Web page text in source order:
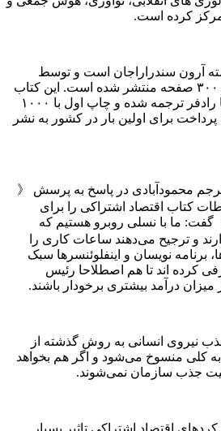
کرده است.
آرون سندراراجان است و توسط
انتشارات دانشگاه MIT در ۳۰۰ صفحه منتشر شده است. این کتاب
توسط مهدی دریایی و رضا رادفر ترجمه شده و چاپ اول با ۱۰۰۰
برای اولین بار در کشور به نشر
محمودآبادی در پاسخ به پرسش 《
کتاب اقتصاد اشتراکی را برای
گفت: ما با نسلی روبرو هستیم که
و ترجیح می‌دهند ساعات کاری را
برنامه نویسان و اینفلوئنسرها سبک
کرده اند تا هم اصطلاحا رئیس
درآمد بیشتری برخودار باشند.
نیروی انسانی به روش گذشته از
کلی منسوخ می‌شود و اگر هم بخواهد
جذب سازمان نمی‌شوند.
اقتصاد اشتراکی تاثیر بسیار